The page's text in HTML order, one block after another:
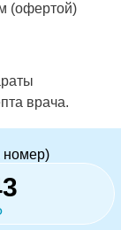
(офертой)
врача.
номер)